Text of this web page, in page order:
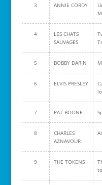
3 ANNIE CORDY
4
LES CHATS
SAUVAGES
5 BOBBY DARIN
6 ELVIS PRESLEY
7 PAT BOONE
8
CHARLES
AZNAVOUR
9 THE TOKENS